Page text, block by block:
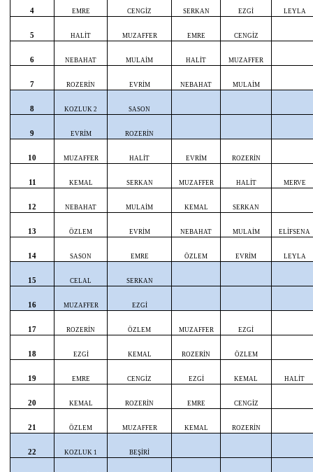
4 EMRE CENGİZ SERKAN EZGİ LEYLA
5 HALİT MUZAFFER EMRE CENGİZ
6 NEBAHAT MULAİM HALİT MUZAFFER
7 ROZERİN EVRİM NEBAHAT MULAİM
8 KOZLUK 2 SASON
9 EVRİM ROZERİN
10 MUZAFFER HALİT EVRİM ROZERİN
11 KEMAL SERKAN MUZAFFER HALİT MERVE
12 NEBAHAT MULAİM KEMAL SERKAN
13 ÖZLEM EVRİM NEBAHAT MULAİM ELİFSENA
14 SASON EMRE ÖZLEM EVRİM LEYLA
15 CELAL SERKAN
16 MUZAFFER EZGİ
17 ROZERİN ÖZLEM MUZAFFER EZGİ
18 EZGİ KEMAL ROZERİN ÖZLEM
19 EMRE CENGİZ EZGİ KEMAL HALİT
20 KEMAL ROZERİN EMRE CENGİZ
21 ÖZLEM MUZAFFER KEMAL ROZERİN
22 KOZLUK 1 BEŞİRİ